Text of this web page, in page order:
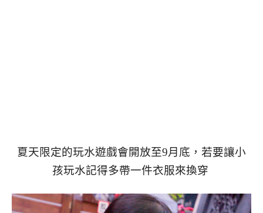
夏天限定的玩水遊戲會開放至9月底，若要讓小
孩玩水記得多帶一件衣服來換穿